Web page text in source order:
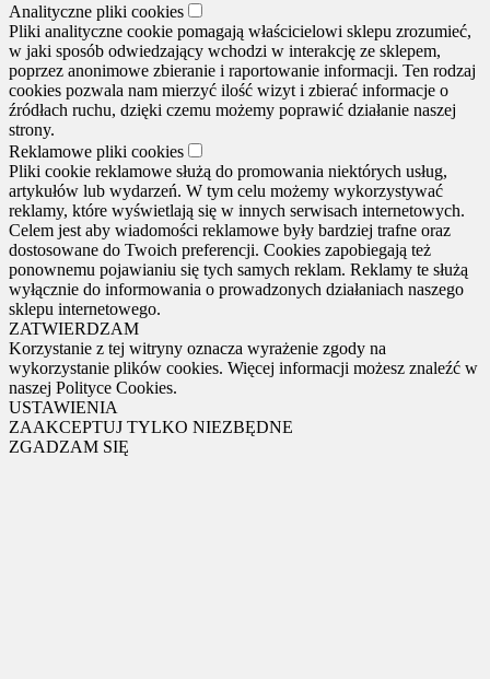
Analityczne pliki cookies
Pliki analityczne cookie pomagają właścicielowi sklepu zrozumieć,
w jaki sposób odwiedzający wchodzi w interakcję ze sklepem,
poprzez anonimowe zbieranie i raportowanie informacji. Ten rodzaj
cookies pozwala nam mierzyć ilość wizyt i zbierać informacje o
źródłach ruchu, dzięki czemu możemy poprawić działanie naszej
strony.
Reklamowe pliki cookies
Pliki cookie reklamowe służą do promowania niektórych usług,
artykułów lub wydarzeń. W tym celu możemy wykorzystywać
reklamy, które wyświetlają się w innych serwisach internetowych.
Celem jest aby wiadomości reklamowe były bardziej trafne oraz
dostosowane do Twoich preferencji. Cookies zapobiegają też
ponownemu pojawianiu się tych samych reklam. Reklamy te służą
wyłącznie do informowania o prowadzonych działaniach naszego
sklepu internetowego.
ZATWIERDZAM
Korzystanie z tej witryny oznacza wyrażenie zgody na
wykorzystanie plików cookies. Więcej informacji możesz znaleźć w
naszej Polityce Cookies.
USTAWIENIA
ZAAKCEPTUJ TYLKO NIEZBĘDNE
ZGADZAM SIĘ